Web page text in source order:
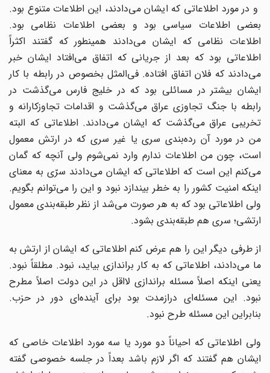
و در مورد اطلاعاتی که ایشان می‌دادند، این اطلاعات متنوع بود.
بعضی اطلاعات سیاسی بود و بعضی اطلاعات نظامی بود.
اطلاعات نظامی که ایشان می‌دادند همینطور که گفتند اکثراً
اطلاعاتی بود که بعد از جریانی که اتفاق می‌‌افتاد ایشان خبر
می‌‌دادند که فلان اتفاق افتاده. فی‌المثل بخصوص در رابطه با کار
ایشان بیشتر در مسائلی بود که در خلیج فارس می‌گذشت در
رابطه با جنگ تجاوزی عراق می‌گذشت و اقدامات تجاوزکارانه و
تخریبی عراق می‌گذشت که ایشان می‌دادند. اطلاعاتی که البته
من در مورد آن رده‌بندی سری یا غیر سری که در ارتش معمول
است، چون من اطلاعات ندارم وارد نمی‌شوم ولی آنچه که گمان
می‌کنم این است که اطلاعاتی که ایشان می‌دادند سرّی به معنای
اینکه امنیت کشور را به خطر بیندازد نبود و این را می‌توانم بگویم.
ولی اطلاعاتی بود که به هر صورت می‌شد از نظر طبقه‌بندی معمول
ارتشی؛ سری هم طبقه‌بندی بشود.
از طرفی دیگر این را هم عرض کنم اطلاعاتی که ایشان از ارتش به
ما می‌دادند، اطلاعاتی که به کار براندازی بیاید، نبود. مطلقاً نبود.
یعنی اینکه اصلاً مسئله براندازی لااقل در این دولت اصلاً مطرح
نبود. این مسئله‌ای درازمدت بود برای آینده‌ای دور در حزب.
بنابراین این مسئله طرح نبود.
ولی اطلاعاتی که احیاناً دو مورد یا سه مورد اطلاعات خاصی که
ایشان هم گفتند که اگر لازم باشد بعداً در جلسه خصوصی گفته